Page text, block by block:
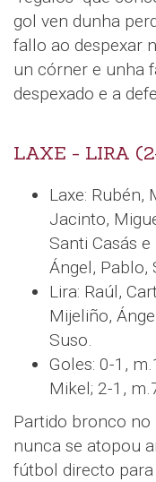
gol ven dunha
fallo ao despexar
un córner e unha
despexado e a
LAXE - LIRA
Laxe: Rubén,
Jacinto,
Santi Casás
Ángel, Pablo,
Lira: Raúl,
Mijeliño,
Suso.
Goles: 0-1,
Mikel; 2-1,
Partido bronco no
nunca se atopou
fútbol directo